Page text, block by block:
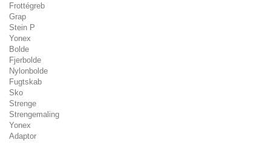
Frottégreb
Grap
Stein P
Yonex
Bolde
Fjerbolde
Nylonbolde
Fugtskab
Sko
Strenge
Strengemaling
Yonex
Adaptor